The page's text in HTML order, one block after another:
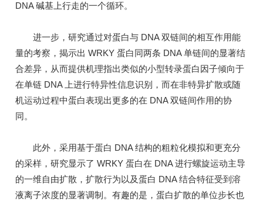
DNA 碱基上行走的一个循环。
进一步，研究通过对蛋白与 DNA 双链间的相互作用能
量的考察，揭示出 WRKY 蛋白同两条 DNA 单链间的显著结
合差异，从而提供机理指出类似的小型转录蛋白因子倾向于
在单链 DNA 上进行特异性信息识别，而在非特异扩散或随
机运动过程中蛋白表现出更多的在 DNA 双链间作用的协
同。
此外，采用基于蛋白 DNA 结构的粗粒化模拟和更充分
的采样，研究显示了 WRKY 蛋白在 DNA 进行螺旋运动主导
的一维自由扩散，扩散行为以及蛋白 DNA 结合特征受到溶
液离子浓度的显著调制。有趣的是，蛋白扩散的单位步长也